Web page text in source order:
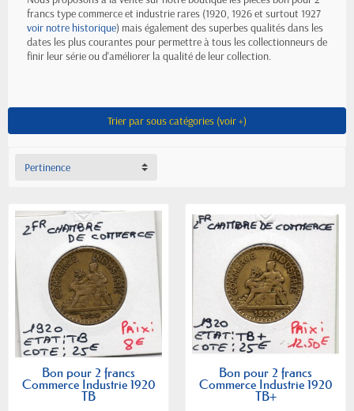
francs type commerce et industrie rares (1920, 1926 et surtout 1927
voir notre historique) mais également des superbes qualités dans les
dates les plus courantes pour permettre à tous les collectionneurs de
finir leur série ou d'améliorer la qualité de leur collection.
Trier par sous catégories (voir +)
Pertinence
Bon pour 2 francs
Commerce Industrie 1920
TB
Bon pour 2 francs
Commerce Industrie 1920
TB+